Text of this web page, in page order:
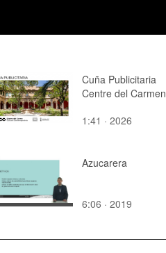
Cuña Publicitaria
Centre del Carmen
1:41 · 2026
Azucarera
6:06 · 2019